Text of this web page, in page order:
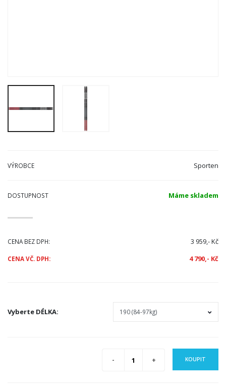
VÝROBCE Sporten
DOSTUPNOST Máme skladem
CENA BEZ DPH: 3 959,- Kč
CENA VČ. DPH: 4 790,- Kč
Vyberte DÉLKA:
KOUPIT